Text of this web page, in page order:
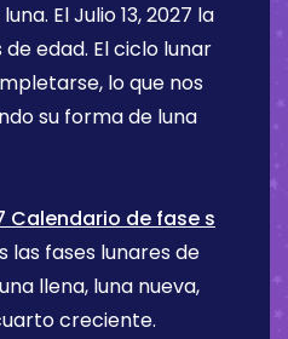
ElJulio 13, 2027 la
de edad. El ciclo lunar
lo que nos
su forma de luna
Calendario de fase s
las fases lunares de
llena, luna nueva,
creciente.